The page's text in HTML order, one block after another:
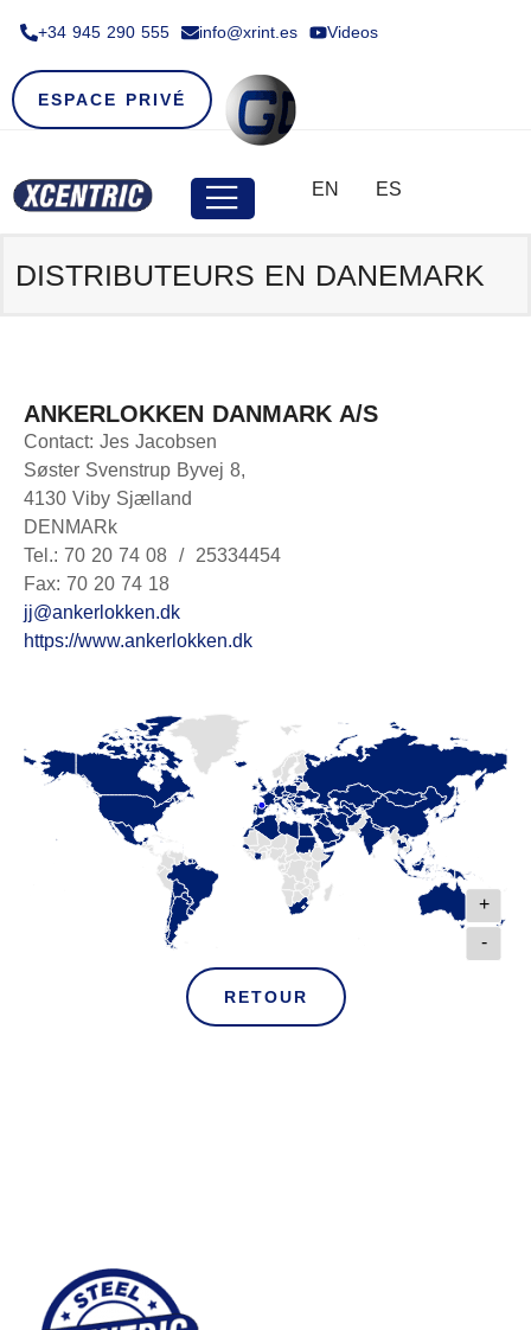
+34 945 290 555​ info@xrint.es Videos
ESPACE PRIVÉ
EN ES
DISTRIBUTEURS EN DANEMARK
ANKERLOKKEN DANMARK A/S
Contact: Jes Jacobsen
Søster Svenstrup Byvej 8,
4130 Viby Sjælland
DENMARk
Tel.: 70 20 74 08 / 25334454
Fax: 70 20 74 18
jj@ankerlokken.dk
https://www.ankerlokken.dk
+
-
RETOUR